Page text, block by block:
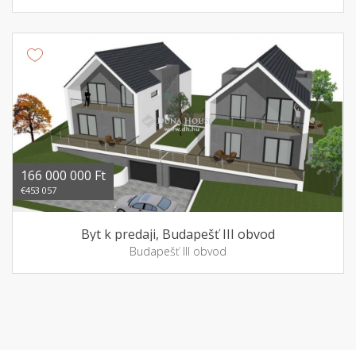
166 000 000 Ft
€453 057
Byt k predaji, Budapešť III obvod
Budapešť III obvod